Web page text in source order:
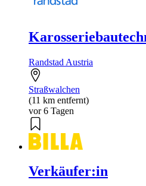
Randstad Austria
Straßwalchen
(11 km entfernt)
vor 6 Tagen
Verkäufer:in